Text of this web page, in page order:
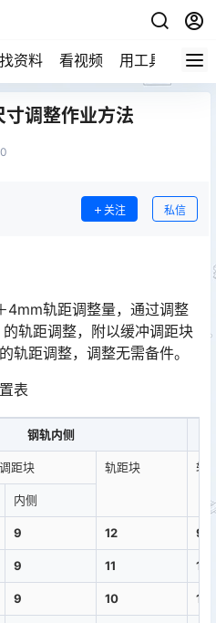
找资料 看视频 用工具 论技
调整作业方法
0
关注 私信
4mm轨距调整量，通过调整
轨距调整，附以缓冲调距块
轨距调整，调整无需备件。
表
钢轨内侧
距块 轨距块 轨
内侧
9 12 9
9 11 10
9 10 11